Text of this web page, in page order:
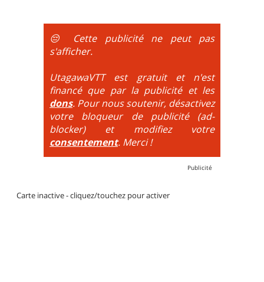
obligatoire.
DH / Gravity : Seule la descente se passe sur le vélo.
La montée est faite via navette ou remontée
mécanique. La difficulté de la descente est indiquée
par des couleurs lorsqu'il s'agit de bikeparks. Vélo
tout suspendu et protections du corps obligatoires.
😔 Cette publicité ne peut pas
s'afficher.
UtagawaVTT est gratuit et n'est
financé que par la publicité et les
dons. Pour nous soutenir, désactivez
votre bloqueur de publicité (ad-
blocker) et modifiez votre
consentement. Merci !